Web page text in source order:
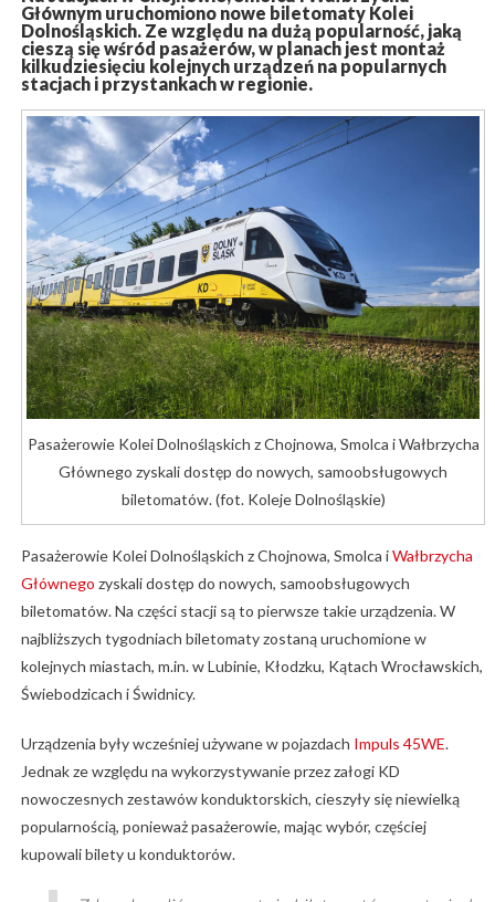
Głównym uruchomiono nowe biletomaty Kolei
Dolnośląskich. Ze względu na dużą popularność, jaką
cieszą się wśród pasażerów, w planach jest montaż
kilkudziesięciu kolejnych urządzeń na popularnych
stacjach i przystankach w regionie.
Pasażerowie Kolei Dolnośląskich z Chojnowa, Smolca i Wałbrzycha
Głównego zyskali dostęp do nowych, samoobsługowych
biletomatów. (fot. Koleje Dolnośląskie)
Pasażerowie Kolei Dolnośląskich z Chojnowa, Smolca iWałbrzycha
Głównego zyskali dostęp do nowych, samoobsługowych
biletomatów. Na części stacji są to pierwsze takie urządzenia. W
najbliższych tygodniach biletomaty zostaną uruchomione w
kolejnych miastach, m.in. w Lubinie, Kłodzku, Kątach Wrocławskich,
Świebodzicach i Świdnicy.
Urządzenia były wcześniej używane w pojazdach Impuls 45WE.
Jednak ze względu na wykorzystywanie przez załogi KD
nowoczesnych zestawów konduktorskich, cieszyły się niewielką
popularnością, ponieważ pasażerowie, mając wybór, częściej
kupowali bilety u konduktorów.